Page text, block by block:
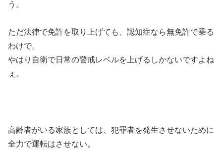
う。
ただ法律で免許を取り上げても、認知症なら無免許で乗る
わけで。
やはり自衛で日常の警戒レベルを上げるしかないですよね
ぇ。
高齢者がいる家族としては、犯罪者を発生させないために
全力で運転はさせない。